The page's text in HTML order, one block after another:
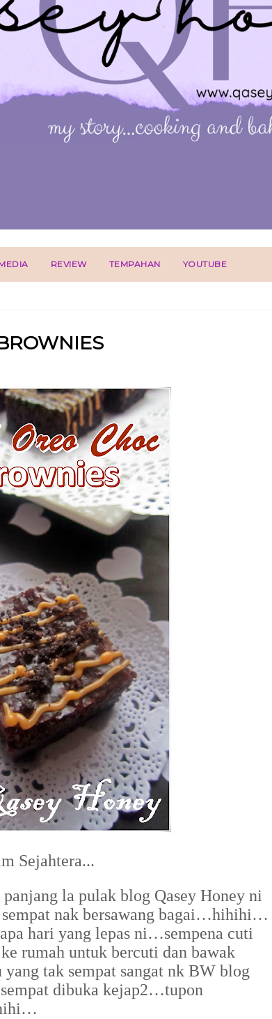
REVIEW TEMPAHAN YOUTUBE
Sejahtera...
la pulak blog Qasey Honey ni
nak bersawang bagai…hihihi…
hari yang lepas ni…sempena cuti
rumah untuk bercuti dan bawak
tak sempat sangat nk BW blog
dibuka kejap2…tupon